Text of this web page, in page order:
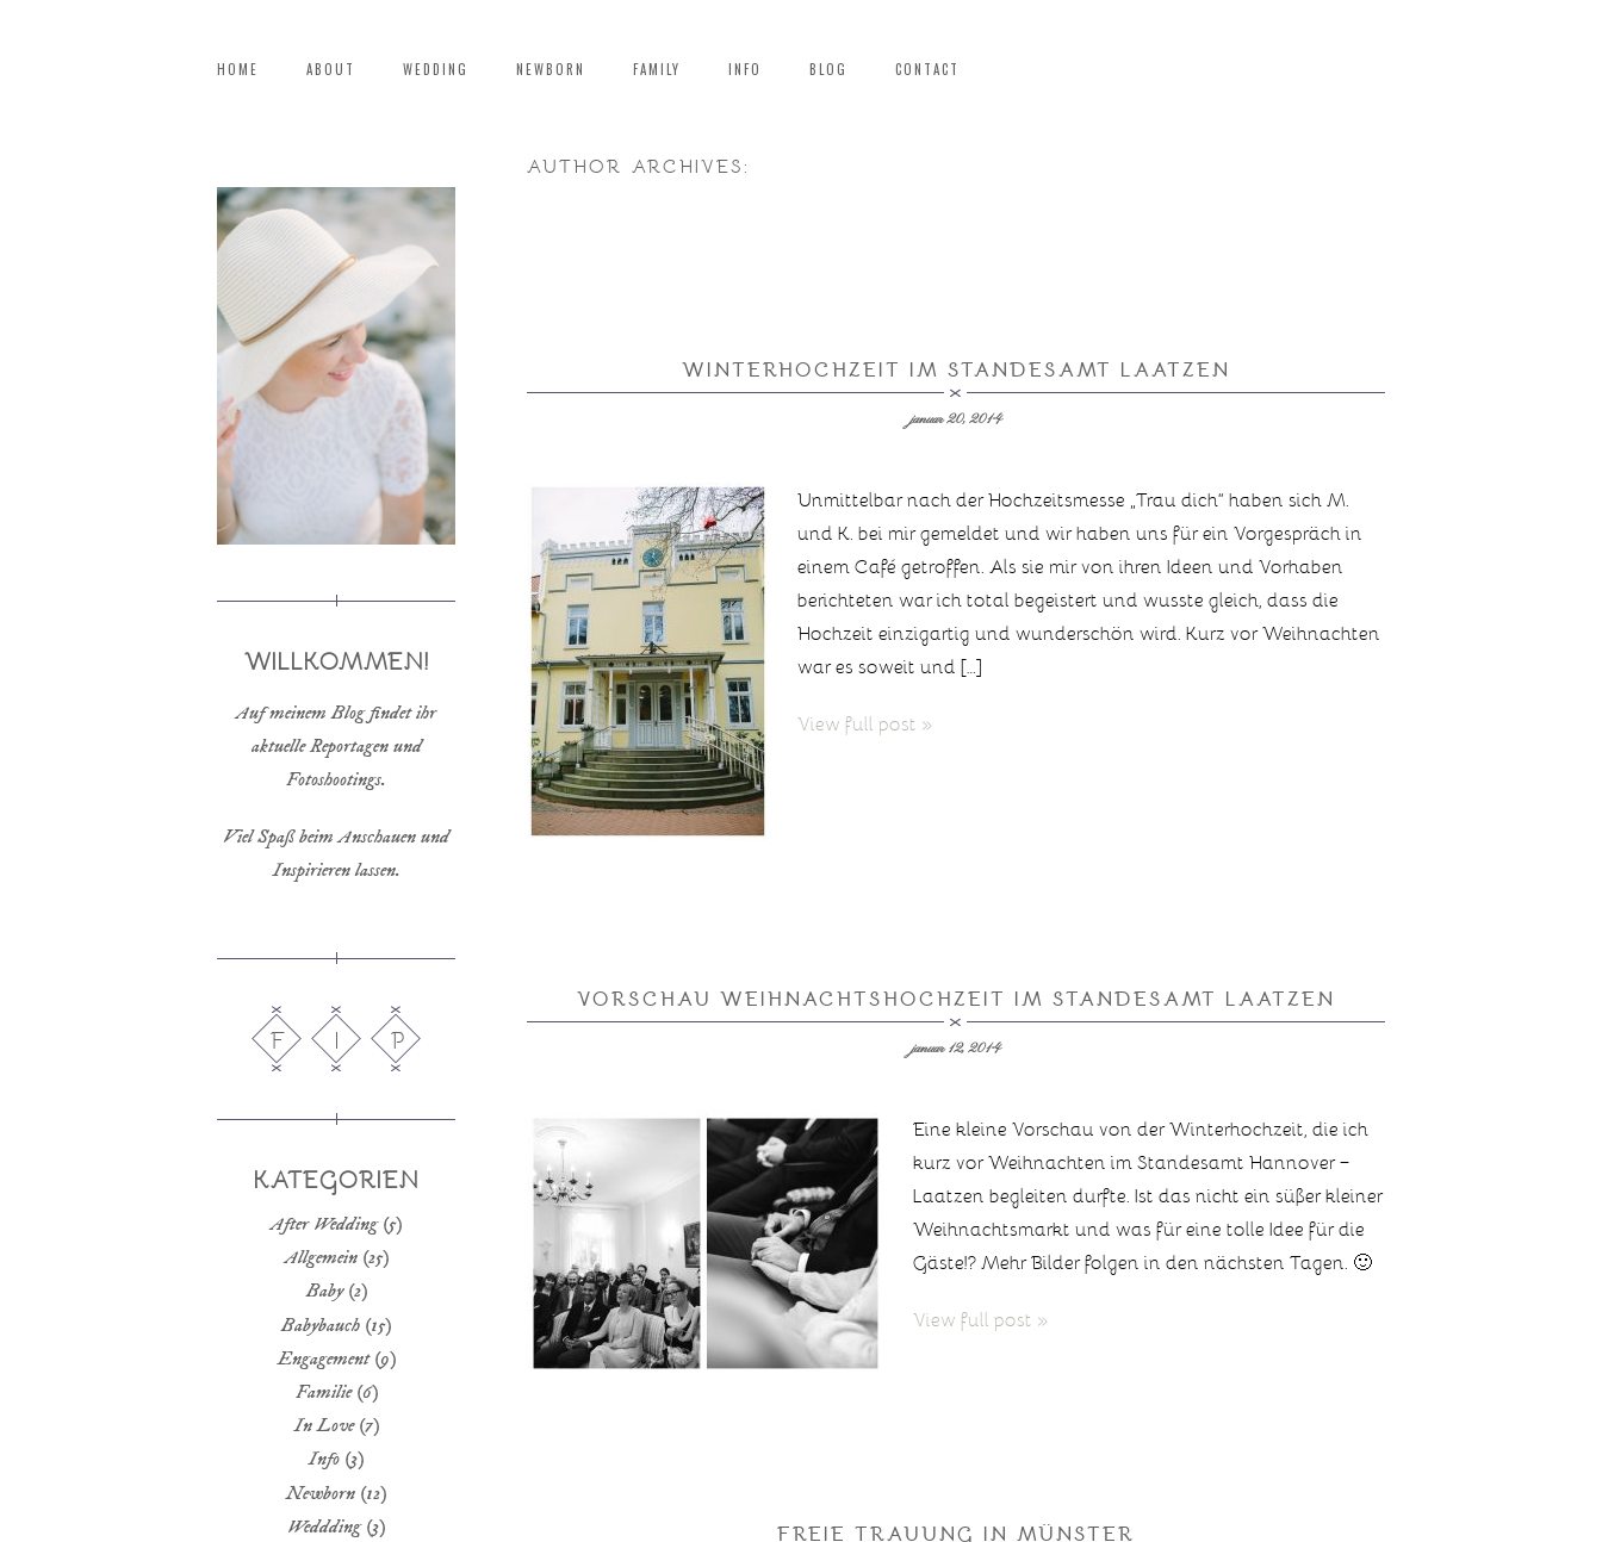
HOME ABOUT WEDDING NEWBORN FAMILY INFO BLOG CONTACT
WILLKOMMEN!
Auf meinem Blog findet ihr
aktuelle Reportagen und
Fotoshootings.
Viel Spaß beim Anschauen und
Inspirieren lassen.
F I P
KATEGORIEN
After Wedding(5)
Allgemein(25)
Baby(2)
Babybauch (15)
Engagement(9)
Familie(6)
In Love(7)
Info (3)
Newborn (12)
Weddding(3)
AUTHOR ARCHIVES:
WINTERHOCHZEIT IM STANDESAMT LAATZEN
januar 20, 2014
Unmittelbar nach der Hochzeitsmesse „Trau dich“ haben sich M.
und K. bei mir gemeldet und wir haben uns für ein Vorgespräch in
einem Café getroffen. Als sie mir von ihren Ideen und Vorhaben
berichteten war ich total begeistert und wusste gleich, dass die
Hochzeit einzigartig und wunderschön wird. Kurz vor Weihnachten
war es soweit und […]
View full post »
VORSCHAU WEIHNACHTSHOCHZEIT IM STANDESAMT LAATZEN
januar 12, 2014
Eine kleine Vorschau von der Winterhochzeit, die ich
kurz vor Weihnachten im Standesamt Hannover –
Laatzen begleiten durfte. Ist das nicht ein süßer kleiner
Weihnachtsmarkt und was für eine tolle Idee für die
Gäste!? Mehr Bilder folgen in den nächsten Tagen. 🙂
View full post »
FREIE TRAUUNG IN MÜNSTER